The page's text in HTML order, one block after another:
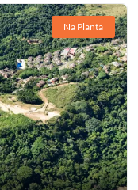
Na Planta